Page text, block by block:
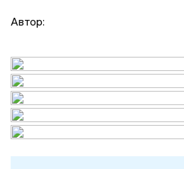
Автор: